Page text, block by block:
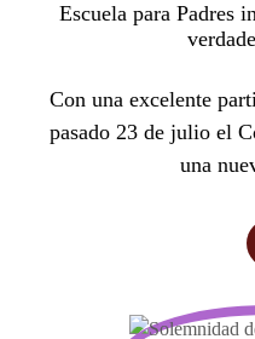
Escuela para Padres
Con una excelente
pasado 23 de julio el
una